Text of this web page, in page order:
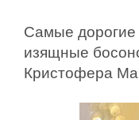
Самые дорогие
изящные
Кристофера